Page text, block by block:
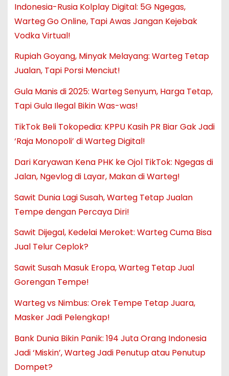
Indonesia-Rusia Kolplay Digital: 5G Ngegas,
Warteg Go Online, Tapi Awas Jangan Kejebak
Vodka Virtual!
Rupiah Goyang, Minyak Melayang: Warteg Tetap
Jualan, Tapi Porsi Menciut!
Gula Manis di 2025: Warteg Senyum, Harga Tetap,
Tapi Gula Ilegal Bikin Was-was!
TikTok Beli Tokopedia: KPPU Kasih PR Biar Gak Jadi
‘Raja Monopoli’ di Warteg Digital!
Dari Karyawan Kena PHK ke Ojol TikTok: Ngegas di
Jalan, Ngevlog di Layar, Makan di Warteg!
Sawit Dunia Lagi Susah, Warteg Tetap Jualan
Tempe dengan Percaya Diri!
Sawit Dijegal, Kedelai Meroket: Warteg Cuma Bisa
Jual Telur Ceplok?
Sawit Susah Masuk Eropa, Warteg Tetap Jual
Gorengan Tempe!
Warteg vs Nimbus: Orek Tempe Tetap Juara,
Masker Jadi Pelengkap!
Bank Dunia Bikin Panik: 194 Juta Orang Indonesia
Jadi ‘Miskin’, Warteg Jadi Penutup atau Penutup
Dompet?